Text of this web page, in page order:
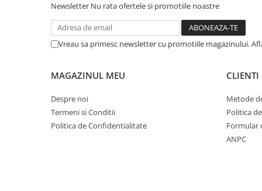
Newsletter Nu rata ofertele si promotiile noastre
Vreau sa primesc newsletter cu promotiile magazinului.
MAGAZINUL MEU
Despre noi
Termeni si Conditii
Politica de Confidentialitate
CLIENTI
Metode
Politica
Formular
ANPC